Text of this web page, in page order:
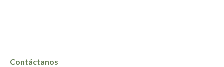
Contáctanos